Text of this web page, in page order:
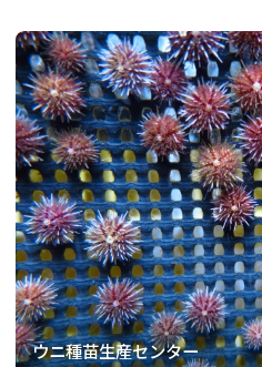
ウニ種苗生産センター